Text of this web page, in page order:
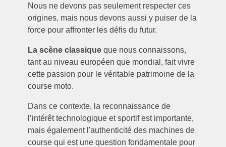
Nous ne devons pas seulement respecter ces
origines, mais nous devons aussi y puiser de la
force pour affronter les défis du futur.
La scène classique que nous connaissons,
tant au niveau européen que mondial, fait vivre
cette passion pour le véritable patrimoine de la
course moto.
Dans ce contexte, la reconnaissance de
l’intérêt technologique et sportif est importante,
mais également l'authenticité des machines de
course qui est une question fondamentale pour